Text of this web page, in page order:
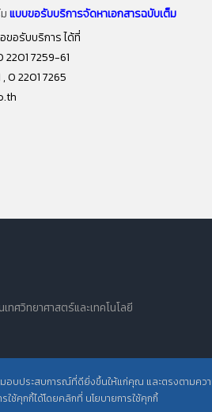
แบบขอรับบริการจัดหาเอกสารฉบับเต็ม
ขอรับบริการ ได้ที่
2201 7259-61
0 2201 7265
มอบประสบการณ์ที่ดียิ่งขึ้นให้แก่คุณ และตรงตามค
ช้คุกกี้ได้โดยคลิกที่ นโยบายการใช้คุกกี้
ศวิทยาศาสตร์และเทคโนโลยี